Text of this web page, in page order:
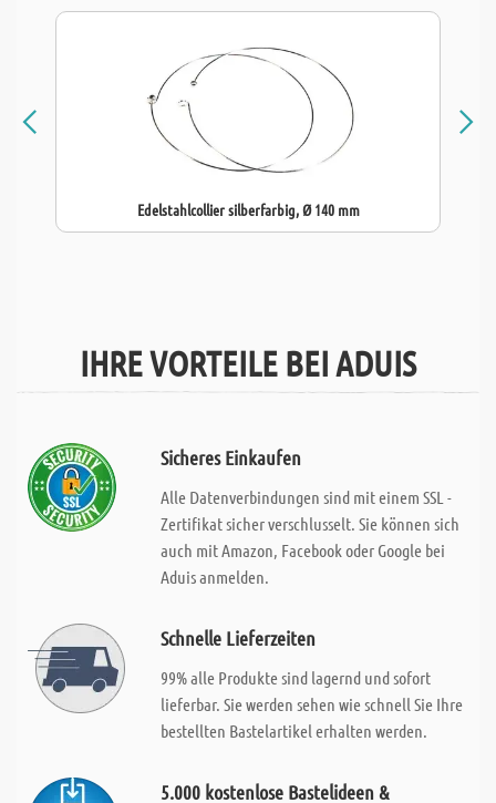
Edelstahlcollier silberfarbig, Ø 140 mm
IHRE VORTEILE BEI ADUIS
Sicheres Einkaufen
Alle Datenverbindungen sind mit einem SSL -
Zertifikat sicher verschlusselt. Sie können sich
auch mit Amazon, Facebook oder Google bei
Aduis anmelden.
Schnelle Lieferzeiten
99% alle Produkte sind lagernd und sofort
lieferbar. Sie werden sehen wie schnell Sie Ihre
bestellten Bastelartikel erhalten werden.
5.000 kostenlose Bastelideen &